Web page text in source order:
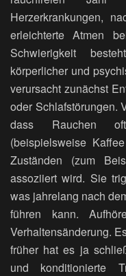
Herzerkrankungen,
erleichterte Atmen
Schwierigkeit
körperlicher und
verursacht zunächst
oder Schlafstörungen.
dass Rauchen
(beispielsweise
Zuständen (zum
assoziiert wird. Sie
was jahrelang nach
führen kann.
Verhaltensänderung.
früher hat es ja
und konditionierte